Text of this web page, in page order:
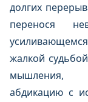
долгих
перенося
жалкой
мышления,
абдикацию с